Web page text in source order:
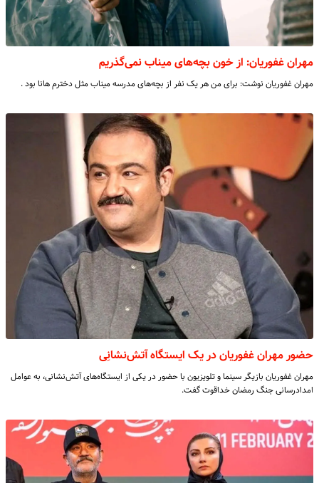
مهران غفوریان: از خون بچه‌های میناب نمی‌گذریم
مهران غفوریان نوشت: برای من هر یک نفر از بچه‌های مدرسه میناب مثل دخترم هانا بود .
حضور مهران غفوریان در یک ایستگاه آتش‌نشانِی‏
مهران غفوریان بازیگر سینما و تلویزیون با حضور در یکی از ایستگاه‌های آتش‌نشانی، به عوامل
امدادرسانی جنگ رمضان خداقوت گفت.